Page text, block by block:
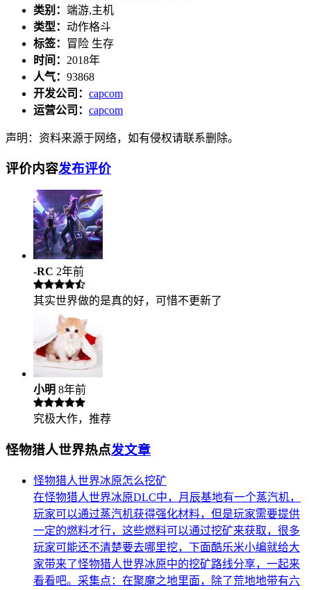
类别： 端游,主机
类型： 动作格斗
标签： 冒险 生存
时间： 2018年
人气： 93868
开发公司： capcom
运营公司： capcom
声明：资料来源于网络，如有侵权请联系删除。
评价内容发布评价
-RC 2年前
其实世界做的是真的好，可惜不更新了
小明 8年前
究极大作，推荐
怪物猎人世界热点发文章
怪物猎人世界冰原怎么挖矿
在怪物猎人世界冰原DLC中，月辰基地有一个蒸汽机，
玩家可以通过蒸汽机获得强化材料，但是玩家需要提供
一定的燃料才行，这些燃料可以通过挖矿来获取，很多
玩家可能还不清楚要去哪里挖，下面酷乐米小编就给大
家带来了怪物猎人世界冰原中的挖矿路线分享，一起来
看看吧。采集点：在聚魔之地里面，除了荒地地带有六